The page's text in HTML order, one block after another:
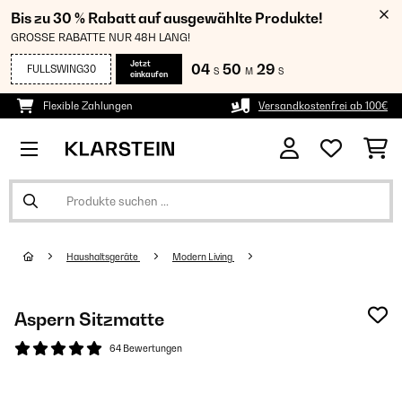
Bis zu 30 % Rabatt auf ausgewählte Produkte!
GROSSE RABATTE NUR 48H LANG!
FULLSWING30
Jetzt
einkaufen
04 S 50 M 29 S
Flexible Zahlungen Versandkostenfrei ab 100€
Haushaltsgeräte Modern Living
Aspern Sitzmatte
64 Bewertungen